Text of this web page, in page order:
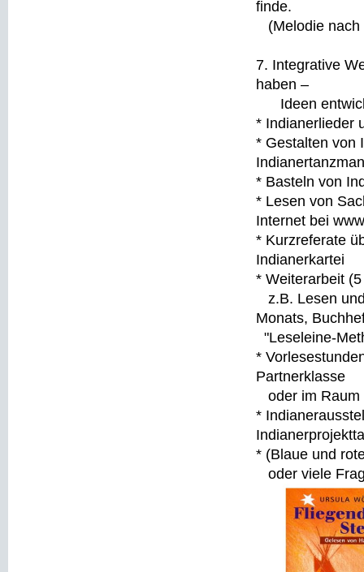
finde.
(Melodie nach
7. Integrative
haben –
Ideen
* Indianerlieder
* Gestalten von
* Basteln von
* Lesen von
Internet bei
* Kurzreferate
Indianerkartei
* Weiterarbeit
z.B. Lesen
Monats,
"Leseleine-
*
Partnerklasse
oder im
*
* (Blaue und
oder viele